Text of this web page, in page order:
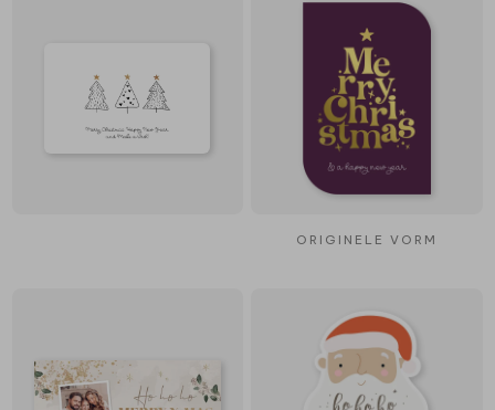
ORIGINELE VORM